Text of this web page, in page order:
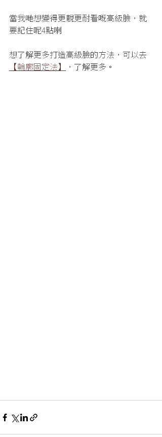
當我哋想變得更靚更耐看嘅高級臉，就
要記住呢4點喇
想了解更多打造高級臉的方法，可以去
【輪廓固定法】
，了解更多。